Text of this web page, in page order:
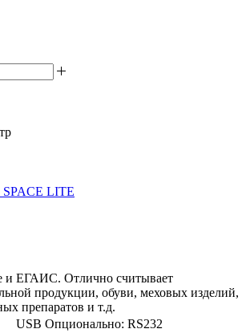
SPACE LITE
и ЕГАИС. Отлично считывает
продукции, обуви, меховых изделий,
препаратов и т.д.
USB Опционально: RS232